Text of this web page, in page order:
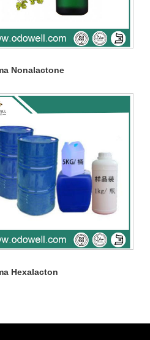
Nonalactone
Hexalacton